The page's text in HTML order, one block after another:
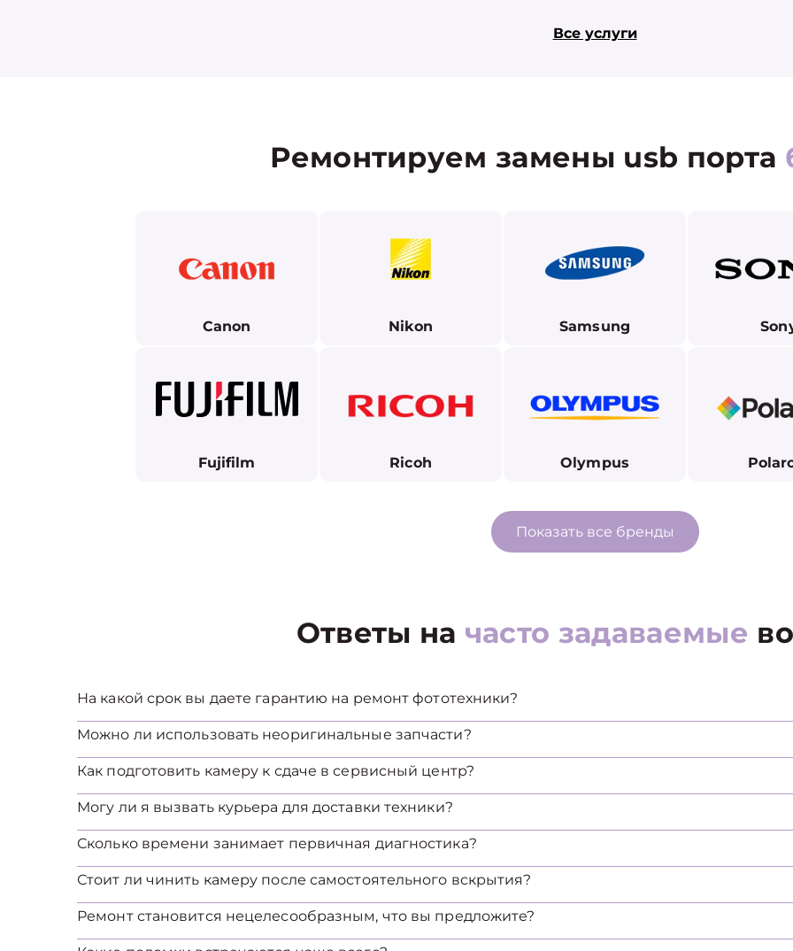
Все услуги
Ремонтируем замены usb порта
Canon Nikon Samsung
Fujifilm Ricoh Olympus
Показать все бренды
Ответы на часто задаваемые
На какой срок вы даете гарантию на ремонт фототехники?
Можно ли использовать неоригинальные запчасти?
Как подготовить камеру к сдаче в сервисный центр?
Могу ли я вызвать курьера для доставки техники?
Сколько времени занимает первичная диагностика?
Стоит ли чинить камеру после самостоятельного вскрытия?
Ремонт становится нецелесообразным, что вы предложите?